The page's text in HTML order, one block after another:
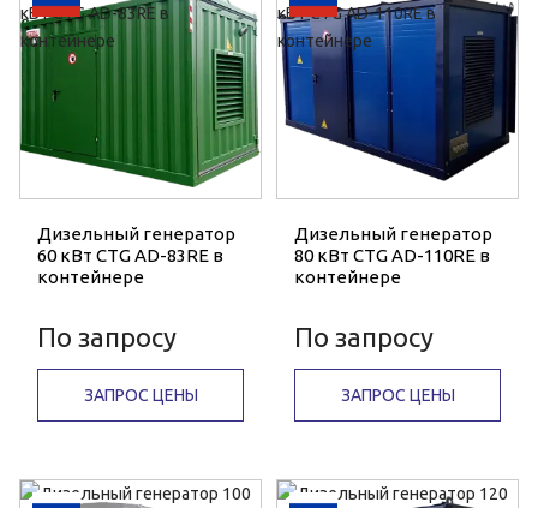
Дизельный генератор
60 кВт CTG AD-83RE в
контейнере
По запросу
ЗАПРОС ЦЕНЫ
Дизельный генератор
80 кВт CTG AD-110RE в
контейнере
По запросу
ЗАПРОС ЦЕНЫ